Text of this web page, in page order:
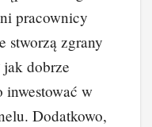
pracownicy
stworzą zgrany
jak dobrze
inwestować w
Dodatkowo,